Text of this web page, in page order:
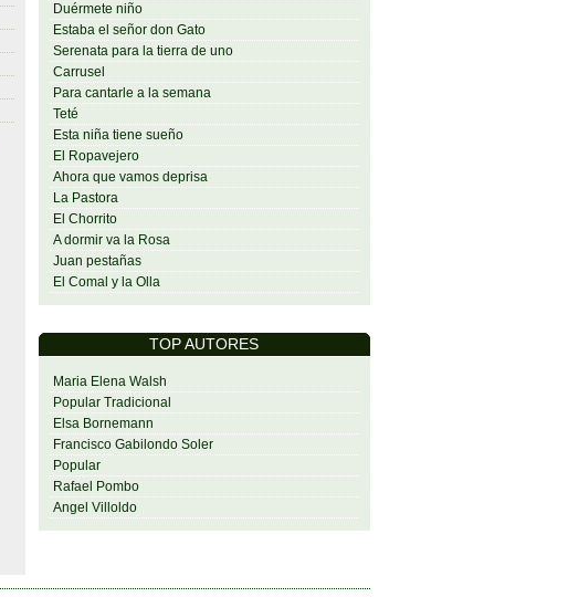
Duérmete niño
Estaba el señor don Gato
Serenata para la tierra de uno
Carrusel
Para cantarle a la semana
Teté
Esta niña tiene sueño
El Ropavejero
Ahora que vamos deprisa
La Pastora
El Chorrito
A dormir va la Rosa
Juan pestañas
El Comal y la Olla
TOP AUTORES
Maria Elena Walsh
Popular Tradicional
Elsa Bornemann
Francisco Gabilondo Soler
Popular
Rafael Pombo
Angel Villoldo